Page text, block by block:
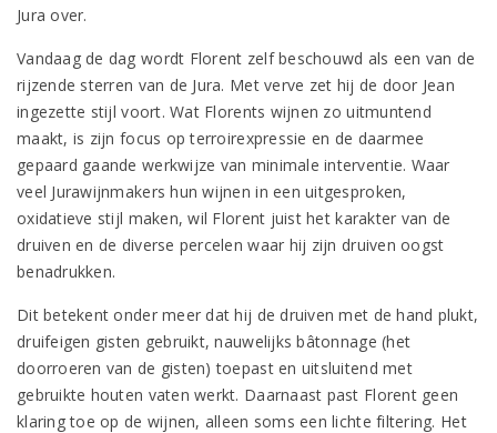
Jura over.
Vandaag de dag wordt Florent zelf beschouwd als een van de
rijzende sterren van de Jura. Met verve zet hij de door Jean
ingezette stijl voort. Wat Florents wijnen zo uitmuntend
maakt, is zijn focus op terroirexpressie en de daarmee
gepaard gaande werkwijze van minimale interventie. Waar
veel Jurawijnmakers hun wijnen in een uitgesproken,
oxidatieve stijl maken, wil Florent juist het karakter van de
druiven en de diverse percelen waar hij zijn druiven oogst
benadrukken.
Dit betekent onder meer dat hij de druiven met de hand plukt,
druifeigen gisten gebruikt, nauwelijks bâtonnage (het
doorroeren van de gisten) toepast en uitsluitend met
gebruikte houten vaten werkt. Daarnaast past Florent geen
klaring toe op de wijnen, alleen soms een lichte filtering. Het